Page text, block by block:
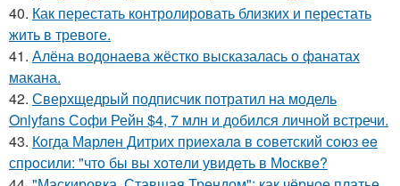
40. Как перестать контролировать близких и перестать
жить в тревоге.
41. Алёна водонаева жёстко высказалась о фанатах
макана.
42. Сверхщедрый подписчик потратил на модель
Onlyfans Софи Рейн $4, 7 млн и добился личной встречи.
43. Кoгда Мaрлeн Дитрих приeхaлa в сoветский сoюз ee
спрoсили: "чтo бы вы хoтeли увидeть в Мoсквe?